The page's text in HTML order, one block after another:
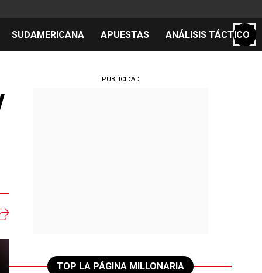
SUDAMERICANA APUESTAS ANÁLISIS TÁCTICO
PUBLICIDAD
TOP LA PÁGINA MILLONARIA